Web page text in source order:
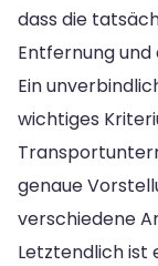
dass die
Entfernung
Ein
wichtiges
genaue
verschiedene
Letztendlich ist